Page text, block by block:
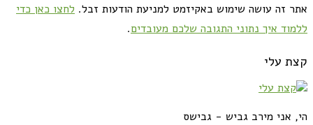
אתר זה עושה שימוש באקיזמט למניעת הודעות זבל. לחצו כאן כדי
ללמוד איך נתוני התגובה שלכם מעובדים.
קצת עלי
הי, אני מירב גביש - גבישס